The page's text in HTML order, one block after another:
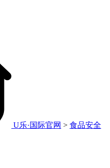
U乐·国际官网 > 食品安全